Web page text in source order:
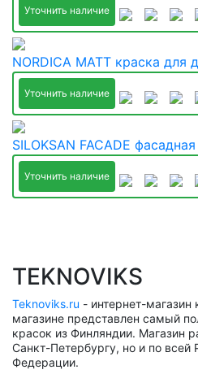
Уточнить наличие
NORDICA MATT краска для
Уточнить наличие
SILOKSAN FACADE
Уточнить наличие
TEKNOVIKS
Teknoviks.ru - интернет-магазин
магазине представлен самый
красок из Финляндии. Магазин
Санкт-Петербургу, но и по всей
Федерации.